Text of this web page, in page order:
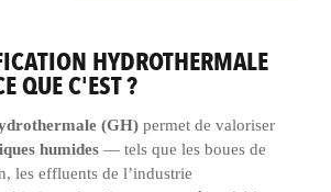
HYDROTHERMALE
QUE C'EST ?
(GH)permet de valoriser
humides— tels que les boues de
les effluents de l’industrie